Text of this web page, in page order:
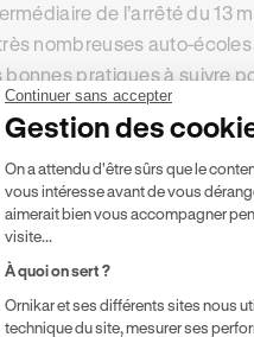
de l’arrêté du 13
nombreuses auto-
bonnes pratiques à suivre
livret
suivre l’évolution de
doute cette réflexion qui a
papier ou numérique,
chaque leçon. Ainsi, les
Continuer sans accepter
Gestion des
Plateforme de
On a attendu d'être sûrs que le
vous intéresse avant de vous
aimerait bien vous accompagner
visite...
À quoi on sert ?
Ornikar et ses différents sites nous
technique du site, mesurer ses